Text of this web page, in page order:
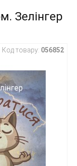
Зелінгер
Код товару: 056852